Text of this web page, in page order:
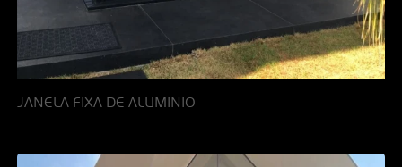
JANELA FIXA DE ALUMINIO